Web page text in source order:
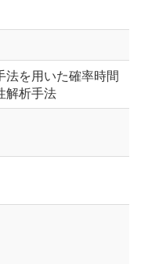
法を用いた確率時間
解析手法